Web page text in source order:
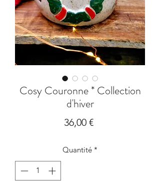
Cosy Couronne * Collection
d'hiver
36,00 €Prix
Quantité *